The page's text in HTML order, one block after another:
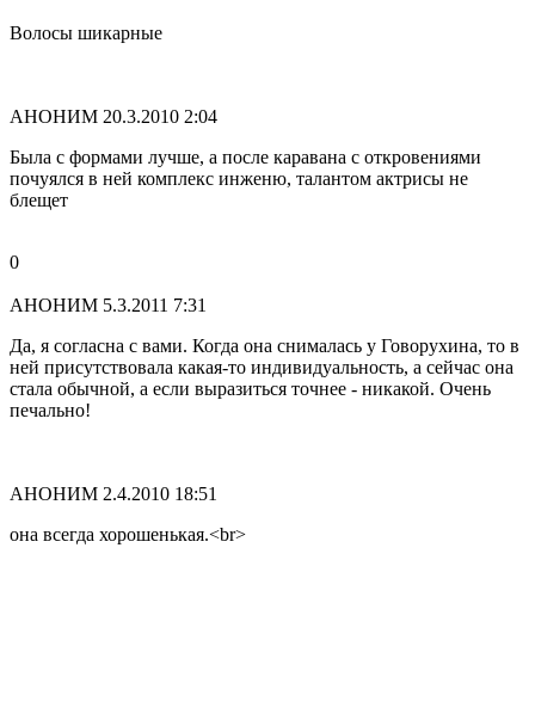
Волосы шикарные
АНОНИМ 20.3.2010 2:04
Была с формами лучше, а после каравана с откровениями
почуялся в ней комплекс инженю, талантом актрисы не
блещет
0
АНОНИМ 5.3.2011 7:31
Да, я согласна с вами. Когда она снималась у Говорухина, то в
ней присутствовала какая-то индивидуальность, а сейчас она
стала обычной, а если выразиться точнее - никакой. Очень
печально!
АНОНИМ 2.4.2010 18:51
она всегда хорошенькая.<br>